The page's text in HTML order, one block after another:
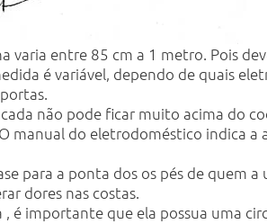
entre 85 cm a 1 metro. Pois
é variável, dependo de quais
não pode ficar muito acima do
manual do eletrodoméstico indica
para a ponta dos os pés de quem
dores nas costas.
é importante que ela possua uma